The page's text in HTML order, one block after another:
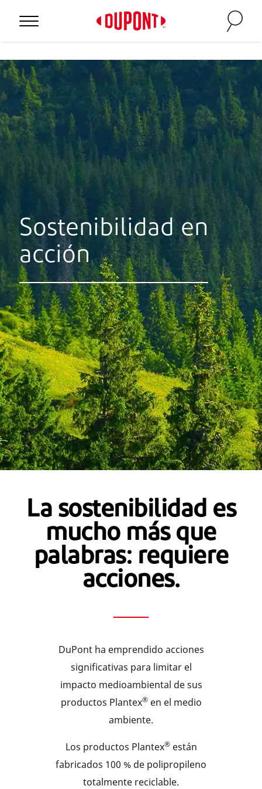
Sostenibilidad en
acción
La sostenibilidad es
mucho más que
palabras: requiere
acciones.
DuPont ha emprendido acciones
significativas para limitar el
impacto medioambiental de sus
productos Plantex®en el medio
ambiente.
Los productos Plantex®están
fabricados 100 % de polipropileno
totalmente reciclable.